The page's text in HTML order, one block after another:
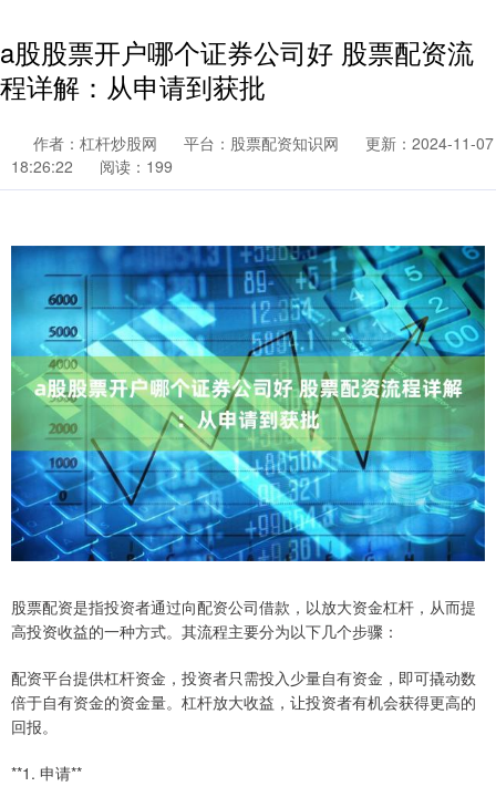
a股股票开户哪个证券公司好 股票配资流
程详解：从申请到获批
作者：杠杆炒股网 平台：股票配资知识网
更新：2024-11-07
18:26:22
阅读：199
股票配资是指投资者通过向配资公司借款，以放大资金杠杆，从而提
高投资收益的一种方式。其流程主要分为以下几个步骤：
配资平台提供杠杆资金，投资者只需投入少量自有资金，即可撬动数
倍于自有资金的资金量。杠杆放大收益，让投资者有机会获得更高的
回报。
**1. 申请**